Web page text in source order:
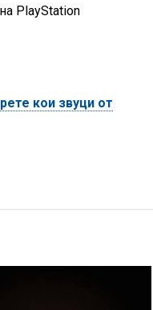
PlayStation
кои звуци от